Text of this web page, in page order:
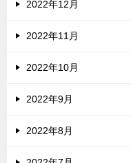
2022年12月
2022年11月
2022年10月
2022年9月
2022年8月